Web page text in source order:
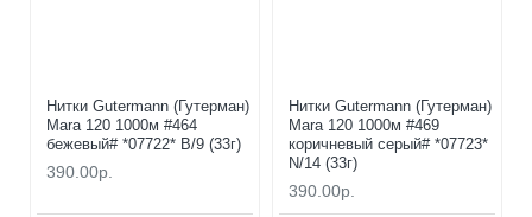
Нитки Gutermann (Гутерман)
Mara 120 1000м #464
бежевый# *07722* B/9 (33г)
390.00р.
Нитки Gutermann (Гутерман)
Mara 120 1000м #469
коричневый серый# *07723*
N/14 (33г)
390.00р.